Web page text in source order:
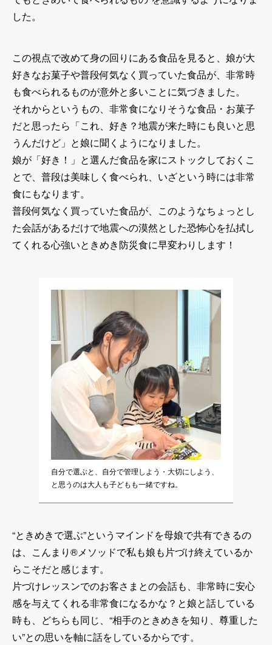
した。
この視点で改めて身の回りにある食品を見ると、娘が大
好きなお菓子や普段何気なく買っていた食品が、非常時
も食べられるものが意外と多いことに気づきました。
それからというもの、非常食になりそうな食品・お菓子
だと思ったら「これ、好き？地震が来た時にも良いと思
うんだけど」と娘に聞くようになりました。
娘が「好き！」と選んだ食品を家にストックしておくこ
とで、普段は美味しく食べられ、いざという時には非常
食にもなります。
普段何気なく買っていた食品が、このようなちょっとし
た会話があるだけで地震への漠然とした恐怖心を払拭し
てくれる心強いときめき防災食に早変わりします！
自分で選ぶと、自分で管理しよう・大切にしよう、
と思うのは大人も子どもも一緒ですね。
“ときめきで選ぶ”というマインドを母娘で共有できるの
は、こんまり®メソッドで私も娘も片づけ終えているか
らこそだと感じます。
片づけレッスンでのお客さまとの会話も、非常時に安心
感を与えてくれる非常食になるかな？と娘と話している
時も、どちらも同じ、“相手のときめきを知り、尊重した
い”との思いを軸に話をしているからです。